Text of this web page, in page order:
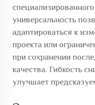
универсальность
адаптироваться к
проекта или
при сохранении
качества. Гибкость
улучшает